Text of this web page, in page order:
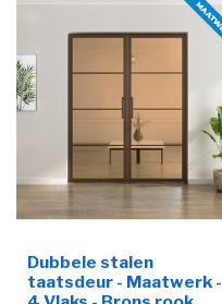
Dubbele stalen
taatsdeur - Maatwerk -